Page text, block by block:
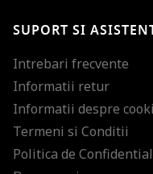
SUPORT SI
Intrebari frecvente
Informatii retur
Informatii despre
Termeni si Conditii
Politica de